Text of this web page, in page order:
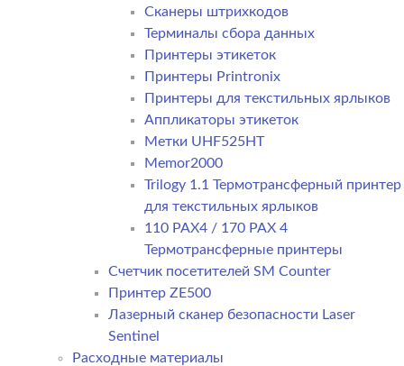
Сканеры штрихкодов
Терминалы сбора данных
Принтеры этикеток
Принтеры Printronix
Принтеры для текстильных ярлыков
Аппликаторы этикеток
Метки UHF525HT
Memor2000
Trilogy 1.1 Термотрансферный принтер
для текстильных ярлыков
110 PAX4 / 170 PAX 4
Термотрансферные принтеры
Счетчик посетителей SM Counter
Принтер ZE500
Лазерный сканер безопасности Laser
Sentinel
Расходные материалы